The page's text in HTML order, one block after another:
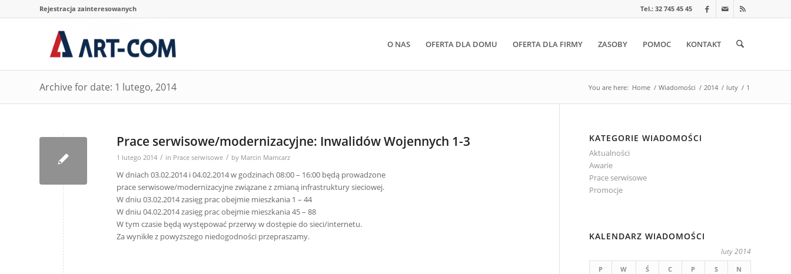
Rejestracja zainteresowanych Tel.: 32 745 45 45
O NAS OFERTA DLA DOMU OFERTA DLA FIRMY ZASOBY POMOC KONTAKT
Archive for date: 1 lutego, 2014 You are here: Home / Wiadomości / 2014 / luty / 1
Prace serwisowe/modernizacyjne: Inwalidów Wojennych 1-3
1 lutego 2014 / in Prace serwisowe / by Marcin Mamcarz
W dniach 03.02.2014 i 04.02.2014 w godzinach 08:00 – 16:00 będą prowadzone
prace serwisowe/modernizacyjne związane z zmianą infrastruktury sieciowej.
W dniu 03.02.2014 zasięg prac obejmie mieszkania 1 – 44
W dniu 04.02.2014 zasięg prac obejmie mieszkania 45 – 88
W tym czasie będą występować przerwy w dostępie do sieci/internetu.
Za wynikłe z powyższego niedogodności przepraszamy.
KATEGORIE WIADOMOŚCI
Aktualności
Awarie
Prace serwisowe
Promocje
KALENDARZ WIADOMOŚCI
luty 2014
P W Ś C P S
N